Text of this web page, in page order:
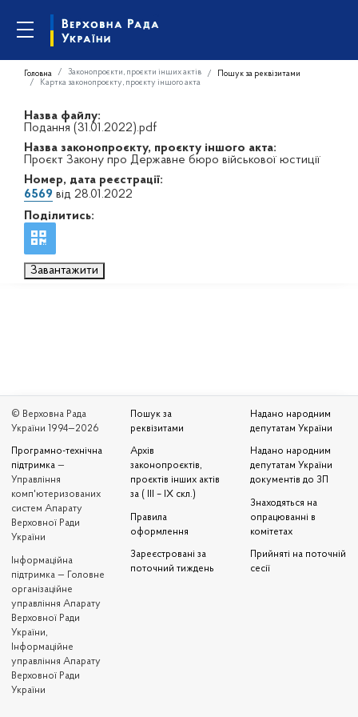
Головна Законопроєкти, проєкти інших актів
Пошук за реквізитами
Картка законопроєкту, проєкту іншого акта
Назва файлу:
Подання (31.01.2022).pdf
Назва законопроєкту, проєкту іншого акта:
Проєкт Закону про Державне бюро військової юстиції
Номер, дата реєстрації:
6569 від 28.01.2022
Поділитись:
Завантажити
© Верховна Рада
України 1994—2026
Програмно-технічна
підтримка —
Управління
комп'ютеризованих
систем Апарату
Верховної Ради
України
Iнформаційна
підтримка — Головне
організаційне
управління Апарату
Верховної Ради
України,
Інформаційне
управління Апарату
Верховної Ради
України
Пошук за
реквізитами
Архів
законопроєктів,
проєктів інших актів
за ( III – IX скл.)
Правила
оформлення
Зареєстровані за
поточний тиждень
Надано народним
депутатам України
Надано народним
депутатам України
документів до ЗП
Знаходяться на
опрацюванні в
комітетах
Прийняті на поточній
сесії